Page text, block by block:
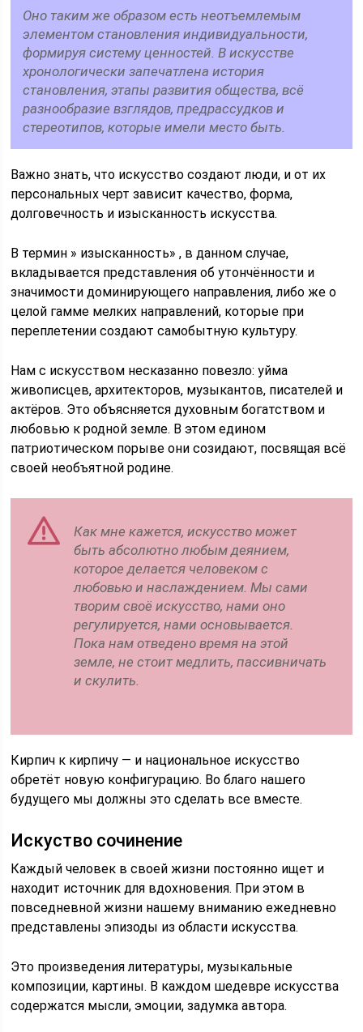
Оно таким же образом есть неотъемлемым
элементом становления индивидуальности,
формируя систему ценностей. В искусстве
хронологически запечатлена история
становления, этапы развития общества, всё
разнообразие взглядов, предрассудков и
стереотипов, которые имели место быть.
Важно знать, что искусство создают люди, и от их
персональных черт зависит качество, форма,
долговечность и изысканность искусства.
В термин » изысканность» , в данном случае,
вкладывается представления об утончённости и
значимости доминирующего направления, либо же о
целой гамме мелких направлений, которые при
переплетении создают самобытную культуру.
Нам с искусством несказанно повезло: уйма
живописцев, архитекторов, музыкантов, писателей и
актёров. Это объясняется духовным богатством и
любовью к родной земле. В этом едином
патриотическом порыве они созидают, посвящая всё
своей необъятной родине.
Как мне кажется, искусство может
быть абсолютно любым деянием,
которое делается человеком с
любовью и наслаждением. Мы сами
творим своё искусство, нами оно
регулируется, нами основывается.
Пока нам отведено время на этой
земле, не стоит медлить, пассивничать
и скулить.
Кирпич к кирпичу — и национальное искусство
обретёт новую конфигурацию. Во благо нашего
будущего мы должны это сделать все вместе.
Искуство сочинение
Каждый человек в своей жизни постоянно ищет и
находит источник для вдохновения. При этом в
повседневной жизни нашему вниманию ежедневно
представлены эпизоды из области искусства.
Это произведения литературы, музыкальные
композиции, картины. В каждом шедевре искусства
содержатся мысли, эмоции, задумка автора.